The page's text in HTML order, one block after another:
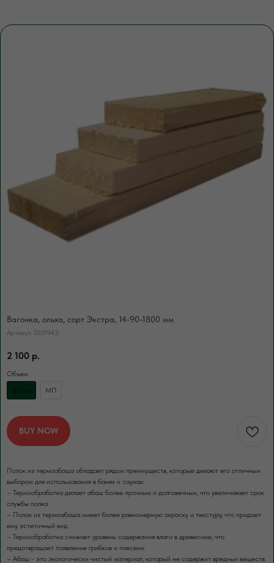
Вагонка, ольха, сорт Экстра, 14-90-1800 мм
Артикул: 000943
2 100 р.
Объем
Штука
МП
BUY NOW
Полок из термоабаша обладает рядом преимуществ, которые делают его отличным
выбором для использования в банях и саунах:
– Термообработка делает абаш более прочным и долговечным, что увеличивает срок
службы полка.
– Полок из термоабаша имеет более равномерную окраску и текстуру, что придает
ему эстетичный вид.
– Термообработка снижает уровень содержания влаги в древесине, что
предотвращает появление грибков и плесени.
– Абаш - это экологически чистый материал, который не содержит вредных веществ
Нажимая кнопку, вы соглашаетесь с Политикой обработки
Уточните вопросы у нашего
специалиста
vse.pilomaterialy@mail.ru
+7 (921) 844-47-77
+7 (926) 295-45-00
Это может пригодиться
УСЛУГИ
Разгрузка пиломатериалов
нашими грузчиками
ЧАЩЕ ВСЕГО ЗАКАЗЫВАЮТ
Быстро Бережно
Профессионально